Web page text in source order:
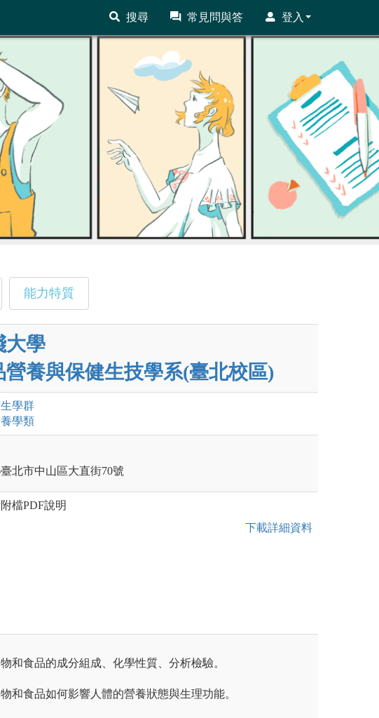
搜尋 常見問與答 登入
能力特質
大學
營養與保健生技學系(臺北校區)
學群
學類
臺北市中山區大直街70號
檔PDF說明
下載詳細資料
和食品的成分組成、化學性質、分析檢驗。
和食品如何影響人體的營養狀態與生理功能。